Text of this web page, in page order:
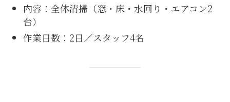
内容：全体清掃（窓・床・水回り・エアコン2
台）
作業日数：2日／スタッフ4名